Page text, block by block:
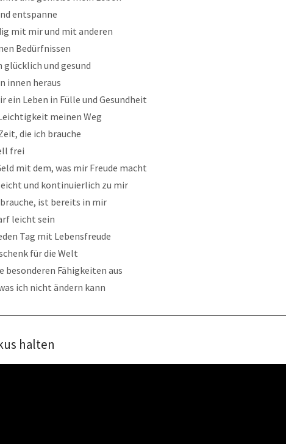
entspanne
mit mir und mit anderen
Bedürfnissen
glücklich und gesund
innen heraus
ein Leben in Fülle und Gesundheit
meinen Weg
die ich brauche
frei
mit dem, was mir Freude macht
und kontinuierlich zu mir
ist bereits in mir
leicht sein
Tag mit Lebensfreude
für die Welt
besonderen Fähigkeiten aus
ich nicht ändern kann
halten